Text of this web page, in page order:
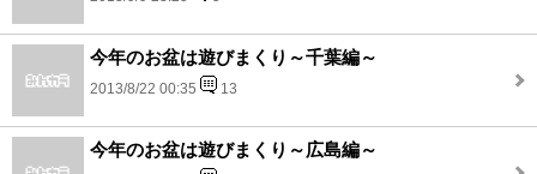
今年のお盆は遊びまくり～千葉編～
2013/8/22 00:35 13
今年のお盆は遊びまくり～広島編～